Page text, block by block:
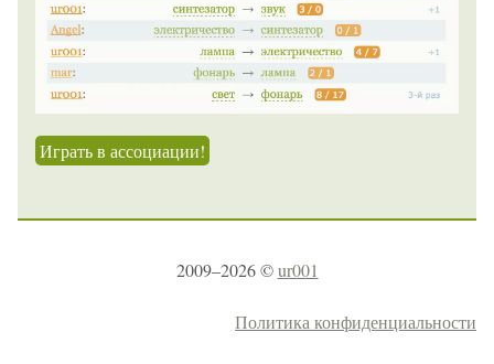
Играть в ассоциации!
2009–2026 ©ur001
Политика конфиденциальности